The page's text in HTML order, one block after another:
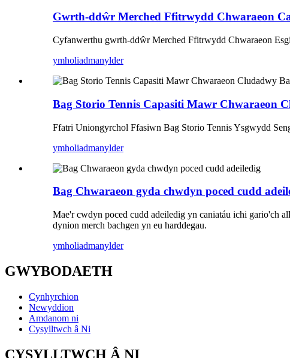
Gwrth-ddŵr Merched Ffitrwydd Chwaraeon
Cyfanwerthu gwrth-ddŵr Merched Ffitrwydd Chwaraeon
ymholiadmanylder
Bag Storio Tennis Capasiti Mawr Chwaraeon
Ffatri Uniongyrchol Ffasiwn Bag Storio Tennis Ysgwydd
ymholiadmanylder
Bag Chwaraeon gyda chwdyn poced cudd
Mae'r cwdyn poced cudd adeiledig yn caniatáu ichi gario'ch
dynion merch bachgen yn eu harddegau.
ymholiadmanylder
GWYBODAETH
Cynhyrchion
Newyddion
Amdanom ni
Cysylltwch â Ni
CYSYLLTWCH Â NI